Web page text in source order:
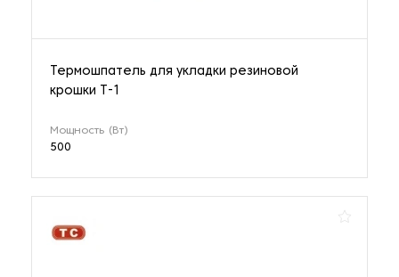
Термошпатель для укладки резиновой
крошки T-1
Мощность (Вт)
500